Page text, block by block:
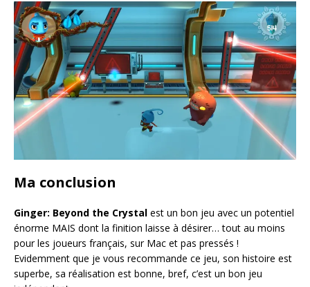
Ma conclusion
Ginger: Beyond the Crystal est un bon jeu avec un potentiel
énorme MAIS dont la finition laisse à désirer… tout au moins
pour les joueurs français, sur Mac et pas pressés !
Evidemment que je vous recommande ce jeu, son histoire est
superbe, sa réalisation est bonne, bref, c’est un bon jeu